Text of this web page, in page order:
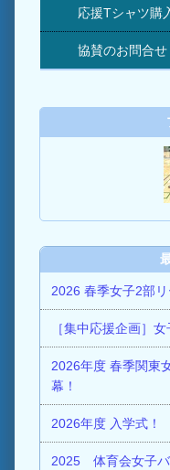
応援Tシャツ購
協賛のお問合せ
2026 春季女子2部
［集中応援企画］
2026年度 春季関東
幕！
2026年度 入学式！
2025 体育会女子バ